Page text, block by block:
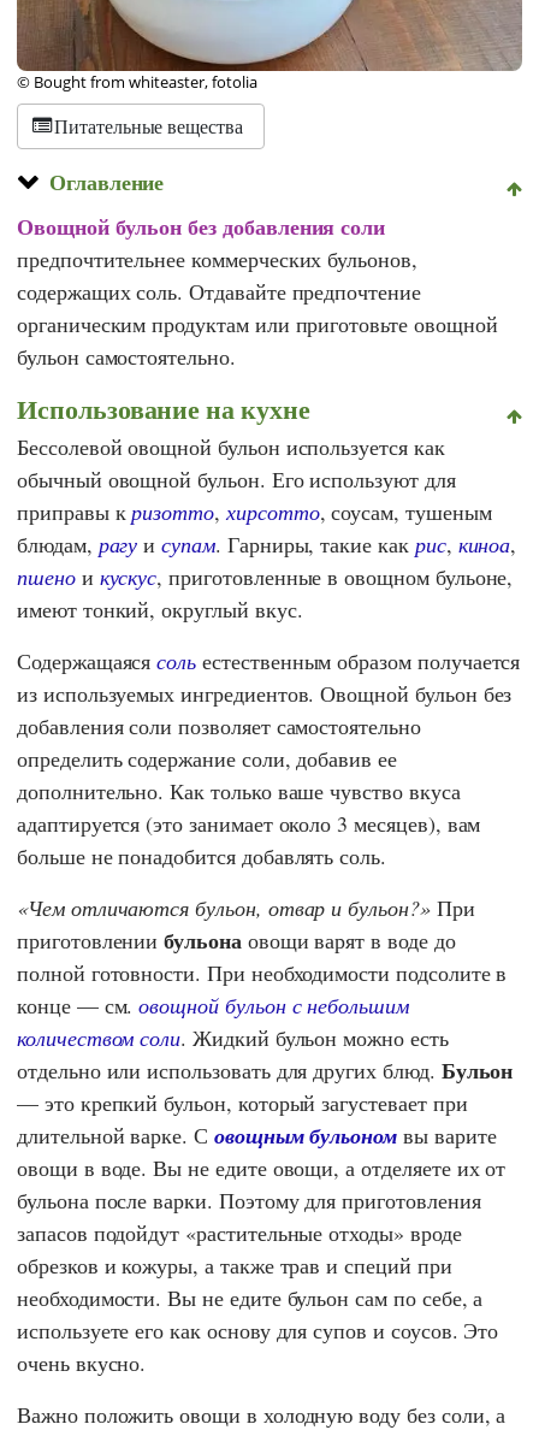
© Bought from whiteaster, fotolia
Питательные вещества
Оглавление
Овощной бульон без добавления соли
предпочтительнее коммерческих бульонов,
содержащих соль. Отдавайте предпочтение
органическим продуктам или приготовьте овощной
бульон самостоятельно.
Использование на кухне
Бессолевой овощной бульон используется как
обычный овощной бульон. Его используют для
приправы кризотто,хирсотто, соусам, тушеным
блюдам, рагу исупам. Гарниры, такие как рис, киноа,
пшенои кускус, приготовленные в овощном бульоне,
имеют тонкий, округлый вкус.
Содержащаясясоль естественным образом получается
из используемых ингредиентов. Овощной бульон без
добавления соли позволяет самостоятельно
определить содержание соли, добавив ее
дополнительно. Как только ваше чувство вкуса
адаптируется (это занимает около 3 месяцев), вам
больше не понадобится добавлять соль.
Чем отличаются бульон, отвар и бульон? При
приготовлениибульонаовощи варят в воде до
полной готовности. При необходимости подсолите в
конце — см.овощной бульон с небольшим
количеством соли. Жидкий бульон можно есть
отдельно или использовать для других блюд. Бульон
— это крепкий бульон, который загустевает при
длительной варке. С овощным бульоном вы варите
овощи в воде. Вы не едите овощи, а отделяете их от
бульона после варки. Поэтому для приготовления
запасов подойдут «растительные отходы» вроде
обрезков и кожуры, а также трав и специй при
необходимости. Вы не едите бульон сам по себе, а
используете его как основу для супов и соусов. Это
очень вкусно.
Важно положить овощи в холодную воду без соли, а